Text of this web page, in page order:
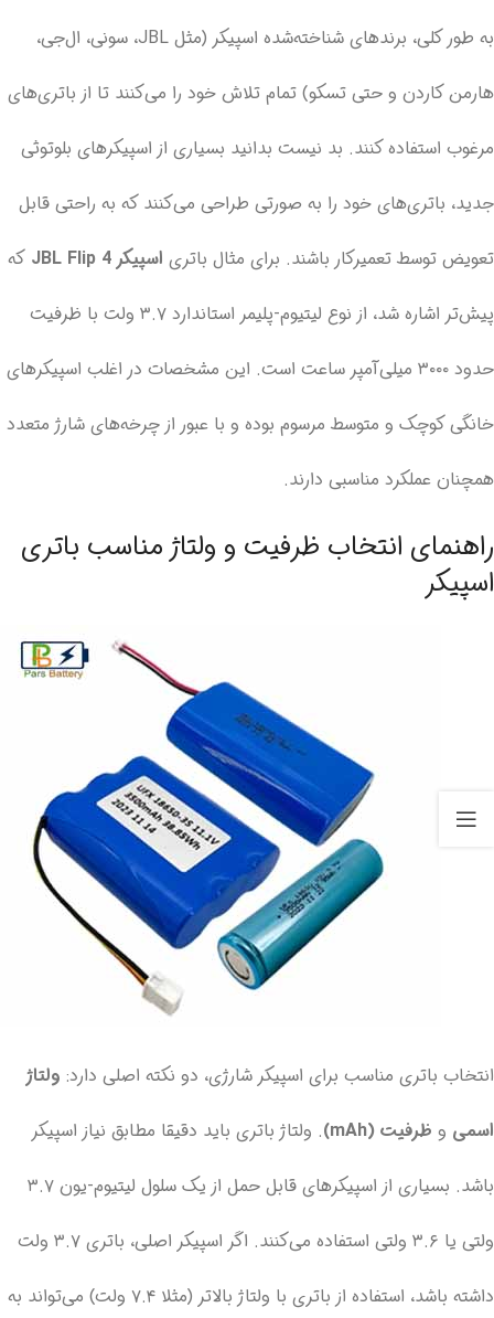
به طور کلی، برندهای شناخته‌شده اسپیکر (مثل JBL، سونی، ال‌جی،
هارمن کاردن و حتی تسکو) تمام تلاش خود را می‌کنند تا از باتری‌های
مرغوب استفاده کنند. بد نیست بدانید بسیاری از اسپیکرهای بلوتوثی
جدید، باتری‌های خود را به صورتی طراحی می‌کنند که به راحتی قابل
تعویض توسط تعمیرکار باشند. برای مثال باتری اسپیکر JBL Flip 4
که
پیش‌تر اشاره شد، از نوع لیتیوم-پلیمر استاندارد ۳.۷ ولت با ظرفیت
حدود ۳۰۰۰ میلی‌آمپر ساعت است. این مشخصات در اغلب اسپیکرهای
خانگی کوچک و متوسط مرسوم بوده و با عبور از چرخه‌های شارژ متعدد
همچنان عملکرد مناسبی دارند.
راهنمای انتخاب ظرفیت و ولتاژ مناسب باتری
اسپیکر
انتخاب باتری مناسب برای اسپیکر شارژی، دو نکته اصلی دارد: ولتاژ
اسمی و ظرفیت (mAh)
. ولتاژ باتری باید دقیقا مطابق نیاز اسپیکر
باشد. بسیاری از اسپیکرهای قابل حمل از یک سلول لیتیوم-یون ۳.۷
ولتی یا ۳.۶ ولتی استفاده می‌کنند. اگر اسپیکر اصلی، باتری ۳.۷ ولت
داشته باشد، استفاده از باتری با ولتاژ بالاتر (مثلا ۷.۴ ولت) می‌تواند به